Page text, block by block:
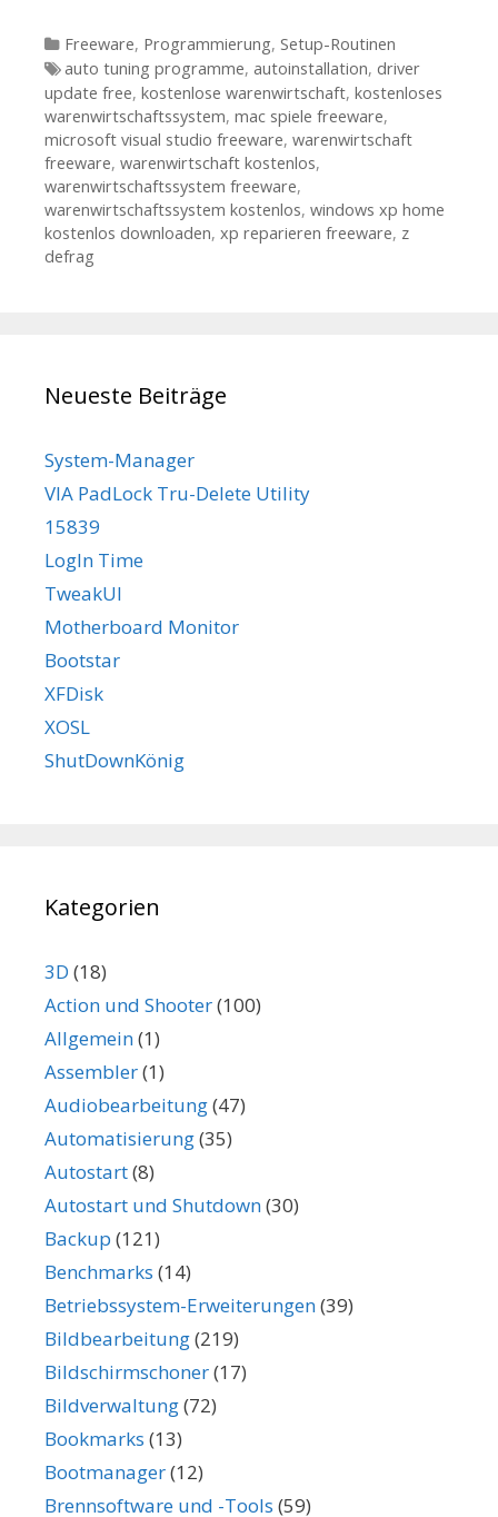
Kategorien
Freeware, Programmierung, Setup-Routinen
Tags
auto tuning programme, autoinstallation, driver
update free, kostenlose warenwirtschaft, kostenloses
warenwirtschaftssystem, mac spiele freeware,
microsoft visual studio freeware, warenwirtschaft
freeware, warenwirtschaft kostenlos,
warenwirtschaftssystem freeware,
warenwirtschaftssystem kostenlos, windows xp home
kostenlos downloaden, xp reparieren freeware, z
defrag
Neueste Beiträge
System-Manager
VIA PadLock Tru-Delete Utility
15839
LogIn Time
TweakUI
Motherboard Monitor
Bootstar
XFDisk
XOSL
ShutDownKönig
Kategorien
3D (18)
Action und Shooter(100)
Allgemein(1)
Assembler(1)
Audiobearbeitung(47)
Automatisierung(35)
Autostart(8)
Autostart und Shutdown(30)
Backup (121)
Benchmarks (14)
Betriebssystem-Erweiterungen(39)
Bildbearbeitung(219)
Bildschirmschoner(17)
Bildverwaltung(72)
Bookmarks (13)
Bootmanager(12)
Brennsoftware und -Tools (59)